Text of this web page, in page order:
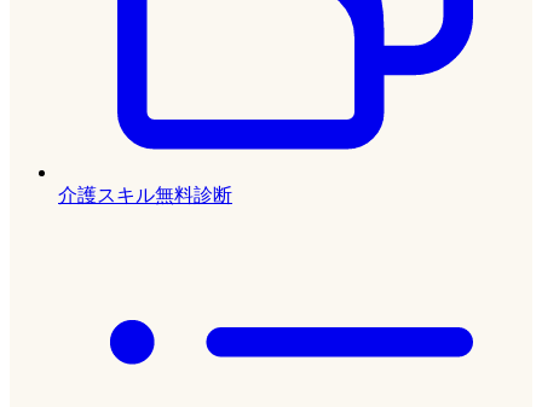
介護スキル無料診断